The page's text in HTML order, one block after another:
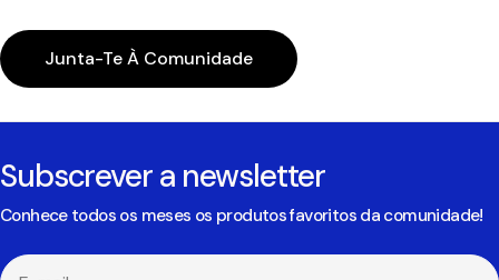
Junta-Te À Comunidade
Subscrever a newsletter
Conhece todos os meses os produtos favoritos da comunidade!
E-